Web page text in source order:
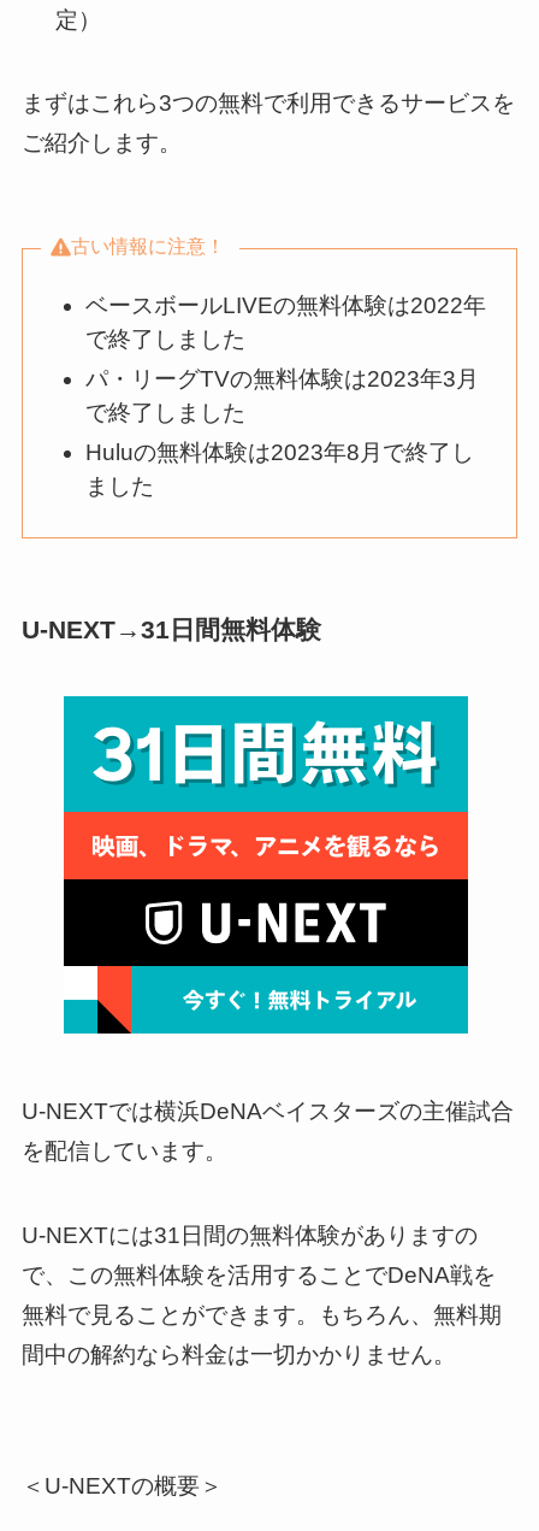
定）
まずはこれら3つの無料で利用できるサービスを
ご紹介します。
古い情報に注意！
ベースボールLIVEの無料体験は2022年
で終了しました
パ・リーグTVの無料体験は2023年3月
で終了しました
Huluの無料体験は2023年8月で終了し
ました
U-NEXT→31日間無料体験
U-NEXTでは横浜DeNAベイスターズの主催試合
を配信しています。
U-NEXTには31日間の無料体験がありますの
で、この無料体験を活用することでDeNA戦を
無料で見ることができます。もちろん、 無料期
間中の解約なら料金は一切かかりません。
＜U-NEXTの概要＞